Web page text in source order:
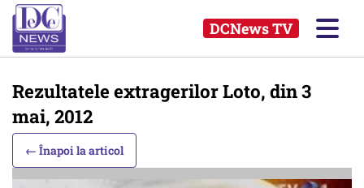
DCNews TV
Rezultatele extragerilor Loto, din 3
mai, 2012
← Înapoi la articol